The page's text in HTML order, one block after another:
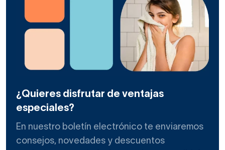
¿Quieres disfrutar de ventajas
especiales?
En nuestro boletín electrónico te enviaremos
consejos, novedades y descuentos